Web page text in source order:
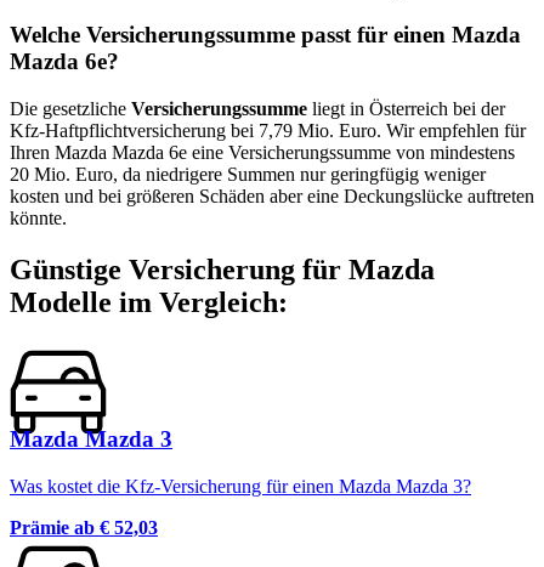
Welche Versicherungssumme passt für einen Mazda
Mazda 6e?
Die gesetzliche Versicherungssumme liegt in Österreich bei der
Kfz-Haftpflichtversicherung bei 7,79 Mio. Euro. Wir empfehlen für
Ihren Mazda Mazda 6e eine Versicherungssumme von mindestens
20 Mio. Euro, da niedrigere Summen nur geringfügig weniger
kosten und bei größeren Schäden aber eine Deckungslücke auftreten
könnte.
Günstige Versicherung für Mazda
Modelle im Vergleich:
Mazda Mazda 3
Was kostet die Kfz-Versicherung für einen Mazda Mazda 3?
Prämie ab € 52,03